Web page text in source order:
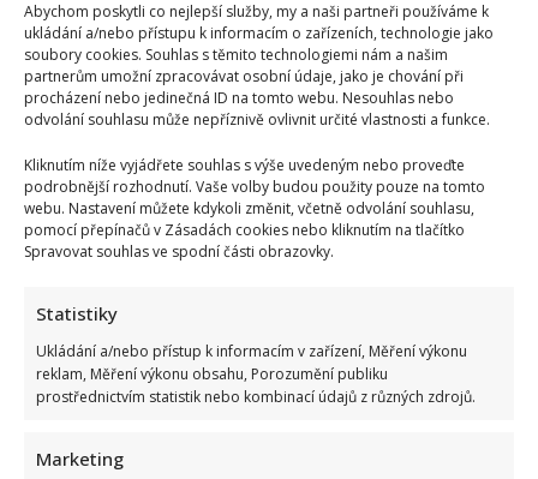
Abychom poskytli co nejlepší služby, my a naši partneři používáme k
ukládání a/nebo přístupu k informacím o zařízeních, technologie jako
soubory cookies. Souhlas s těmito technologiemi nám a našim
partnerům umožní zpracovávat osobní údaje, jako je chování při
procházení nebo jedinečná ID na tomto webu. Nesouhlas nebo
odvolání souhlasu může nepříznivě ovlivnit určité vlastnosti a funkce.
Kliknutím níže vyjádřete souhlas s výše uvedeným nebo proveďte
podrobnější rozhodnutí. Vaše volby budou použity pouze na tomto
webu. Nastavení můžete kdykoli změnit, včetně odvolání souhlasu,
pomocí přepínačů v Zásadách cookies nebo kliknutím na tlačítko
Spravovat souhlas ve spodní části obrazovky.
Statistiky
Ukládání a/nebo přístup k informacím v zařízení, Měření výkonu
reklam, Měření výkonu obsahu, Porozumění publiku
prostřednictvím statistik nebo kombinací údajů z různých zdrojů.
Marketing
Kvíz pro milovníky češtiny: 10 otázek na slovní zásobu
odhalí, kdo patří mezi jazykové experty
Autor: Richard Touš